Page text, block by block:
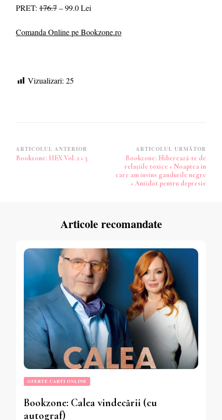
PRET: 176.7– 99.0 Lei
Comanda Online pe Bookzone.ro
Vizualizari: 25
Navigare
în
ARTICOLUL ANTERIOR
Bookzone: HEX Vol. 2 + 3
ARTICOLUL URMĂTOR
Bookzone: Eliberează-te de
relațiile toxice + Noaptea in
care am invins gandurile negre
+ Antidot pentru depresie
Articole recomandate
OFERTE CARTI ONLINE
Bookzone: Calea vindecării (cu
autograf)